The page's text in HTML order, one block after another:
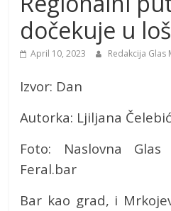
dočekuje u
April 10, 2023 Redakcija Glas
Izvor: Dan
Autorka: Ljiljana Čelebić
Foto: Naslovna Glas
Feral.bar
Bar kao grad, i